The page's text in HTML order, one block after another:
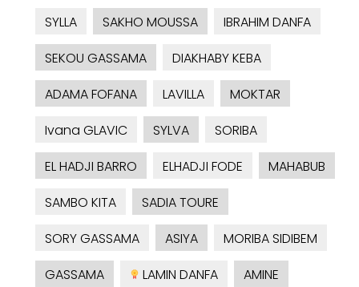
SYLLA
SAKHO MOUSSA
IBRAHIM DANFA
SEKOU GASSAMA
DIAKHABY KEBA
ADAMA FOFANA
LAVILLA
MOKTAR
Ivana GLAVIC
SYLVA
SORIBA
EL HADJI BARRO
ELHADJI FODE
MAHABUB
SAMBO KITA
SADIA TOURE
SORY GASSAMA
ASIYA
MORIBA SIDIBEM
GASSAMA
LAMIN DANFA
AMINE